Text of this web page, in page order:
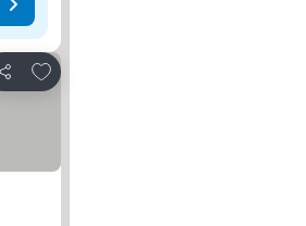
Teilen
Zu Favoriten hinzufügen